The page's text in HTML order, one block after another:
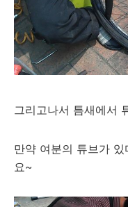
그리고나서 틈새에서
만약 여분의 튜브가
요~